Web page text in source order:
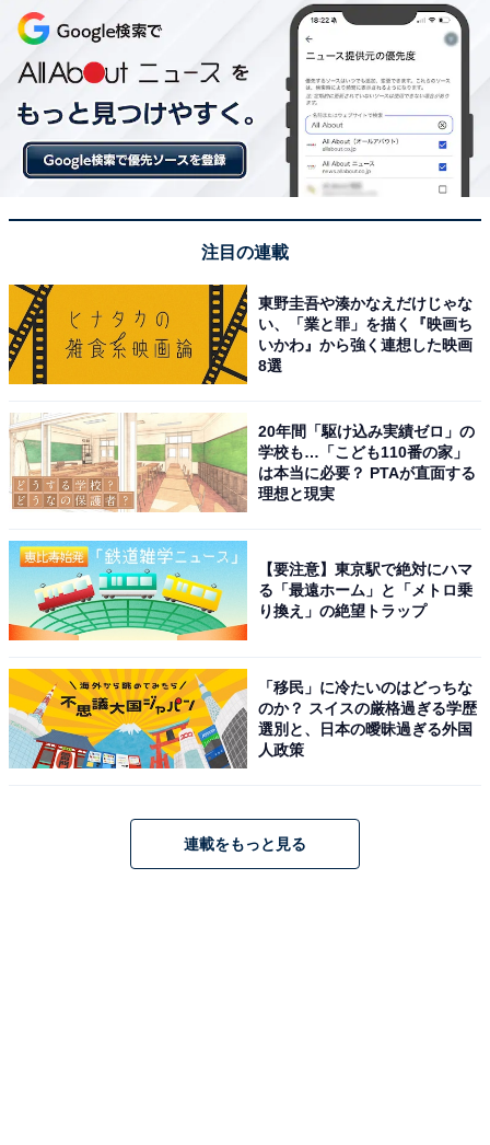
注目の連載
東野圭吾や湊かなえだけじゃな
い、「業と罪」を描く『映画ち
いかわ』から強く連想した映画
8選
20年間「駆け込み実績ゼロ」の
学校も…「こども110番の家」
は本当に必要？ PTAが直面する
理想と現実
【要注意】東京駅で絶対にハマ
る「最遠ホーム」と「メトロ乗
り換え」の絶望トラップ
「移民」に冷たいのはどっちな
のか？ スイスの厳格過ぎる学歴
選別と、日本の曖昧過ぎる外国
人政策
連載をもっと見る